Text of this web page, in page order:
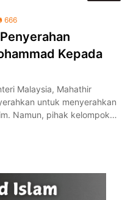
666
Kepada
Malaysia, Mahathir
untuk menyerahkan
Namun, pihak kelompok…